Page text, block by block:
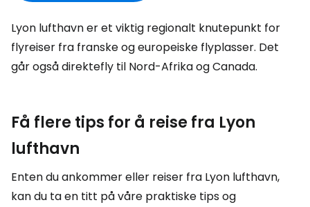
Lyon lufthavn er et viktig regionalt knutepunkt for
flyreiser fra franske og europeiske flyplasser. Det
går også direktefly til Nord-Afrika og Canada.
Få flere tips for å reise fra Lyon
lufthavn
Enten du ankommer eller reiser fra Lyon lufthavn,
kan du ta en titt på våre praktiske tips og